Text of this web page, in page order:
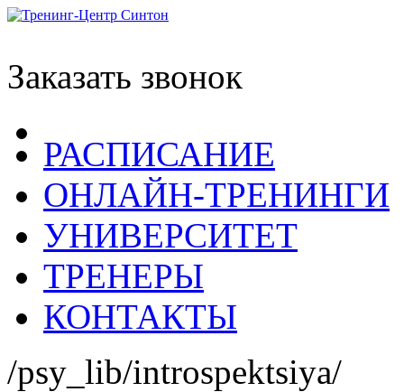
Заказать звонок
РАСПИСАНИЕ
ОНЛАЙН-ТРЕНИНГИ
УНИВЕРСИТЕТ
ТРЕНЕРЫ
КОНТАКТЫ
/psy_lib/introspektsiya/